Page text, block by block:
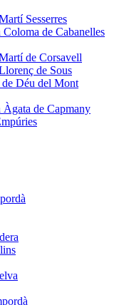
Sesserres
Coloma de Cabanelles
de Corsavell
de Sous
Déu del Mont
Àgata de Capmany